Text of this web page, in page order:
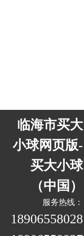
临海市买大
小球网页版-
买大小球
（中国）
服务热线：
18906558028